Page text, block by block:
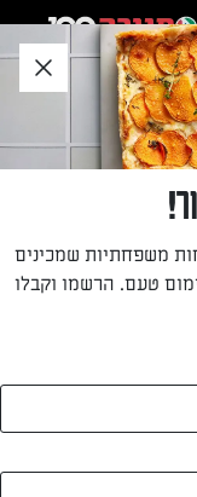
הדסה בן מוחה
משפחתיות שמכינים
טעם. הרשמו וקבלו